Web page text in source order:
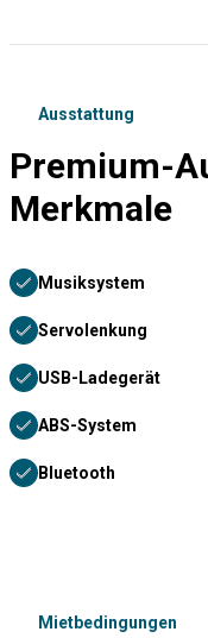
Ausstattung
Premium-
Merkmale
Musiksystem
Servolenkung
USB-Ladegerät
ABS-System
Bluetooth
Mietbedingungen